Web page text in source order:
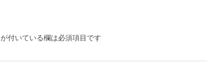
が付いている欄は必須項目です